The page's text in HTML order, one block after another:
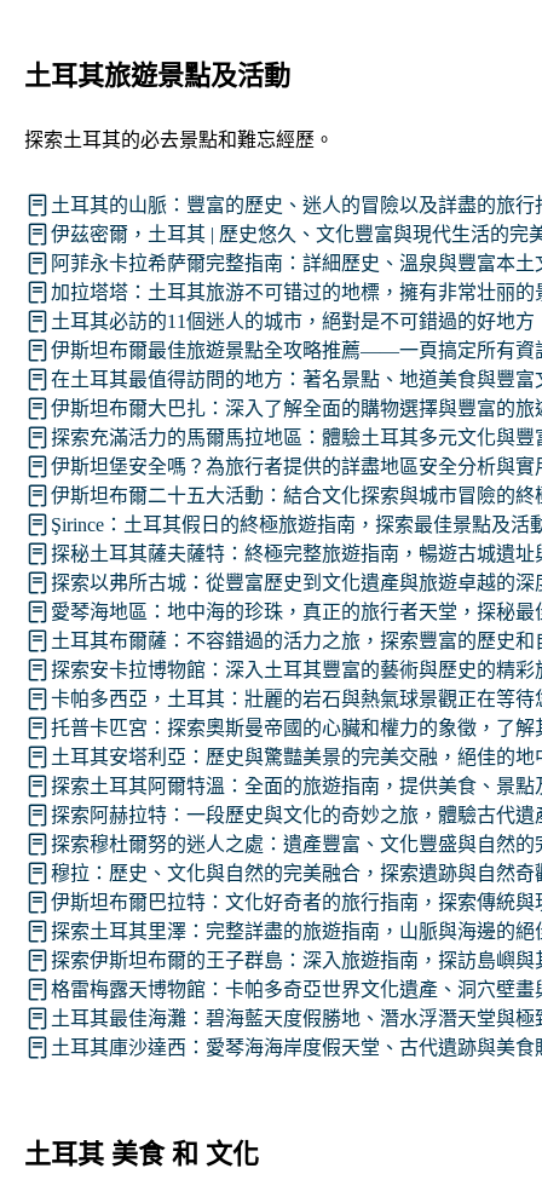
土耳其旅遊景點及活動
探索土耳其的必去景點和難忘經歷。
土耳其的山脈：豐富的歷史、迷人的冒險以及詳盡的旅行
伊茲密爾，土耳其 | 歷史悠久、文化豐富與現代生活的完
阿菲永卡拉希萨爾完整指南：詳細歷史、溫泉與豐富本土
加拉塔塔：土耳其旅游不可错过的地標，擁有非常壮丽的
土耳其必訪的11個迷人的城市，絕對是不可錯過的好地方
伊斯坦布爾最佳旅遊景點全攻略推薦——一頁搞定所有資
在土耳其最值得訪問的地方：著名景點、地道美食與豐富
伊斯坦布爾大巴扎：深入了解全面的購物選擇與豐富的旅
探索充滿活力的馬爾馬拉地區：體驗土耳其多元文化與豐
伊斯坦堡安全嗎？為旅行者提供的詳盡地區安全分析與實
伊斯坦布爾二十五大活動：結合文化探索與城市冒險的終
Şirince：土耳其假日的終極旅遊指南，探索最佳景點及活
探秘土耳其薩夫薩特：終極完整旅遊指南，暢遊古城遺址
探索以弗所古城：從豐富歷史到文化遺產與旅遊卓越的深
愛琴海地區：地中海的珍珠，真正的旅行者天堂，探秘最
土耳其布爾薩：不容錯過的活力之旅，探索豐富的歷史和
探索安卡拉博物館：深入土耳其豐富的藝術與歷史的精彩
卡帕多西亞，土耳其：壯麗的岩石與熱氣球景觀正在等待
托普卡匹宮：探索奧斯曼帝國的心臟和權力的象徵，了解
土耳其安塔利亞：歷史與驚豔美景的完美交融，絕佳的地
探索土耳其阿爾特溫：全面的旅遊指南，提供美食、景點
探索阿赫拉特：一段歷史與文化的奇妙之旅，體驗古代遺
探索穆杜爾努的迷人之處：遺產豐富、文化豐盛與自然的
穆拉：歷史、文化與自然的完美融合，探索遺跡與自然奇
伊斯坦布爾巴拉特：文化好奇者的旅行指南，探索傳統與
探索土耳其里澤：完整詳盡的旅遊指南，山脈與海邊的絕
探索伊斯坦布爾的王子群島：深入旅遊指南，探訪島嶼與
格雷梅露天博物館：卡帕多奇亞世界文化遺產、洞穴壁畫
土耳其最佳海灘：碧海藍天度假勝地、潛水浮潛天堂與極
土耳其庫沙達西：愛琴海海岸度假天堂、古代遺跡與美食
土耳其 美食 和 文化